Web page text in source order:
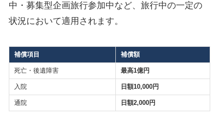
中・募集型企画旅行参加中など、旅行中の一定の
状況において適用されます。
補償項目 補償額
死亡・後遺障害 最高1億円
入院 日額10,000円
通院 日額2,000円